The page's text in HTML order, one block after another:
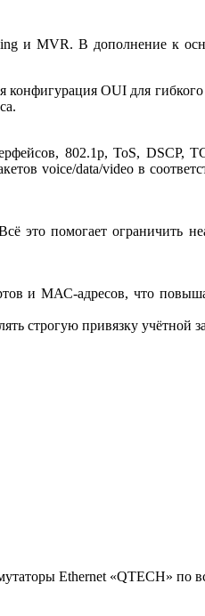
и MVR. В дополнение к
OUI для
802.1p, ToS, DSCP,
voice/data/video в
помогает ограничить
и МАС-адресов, что
строгую привязку
Ethernet «QTECH»